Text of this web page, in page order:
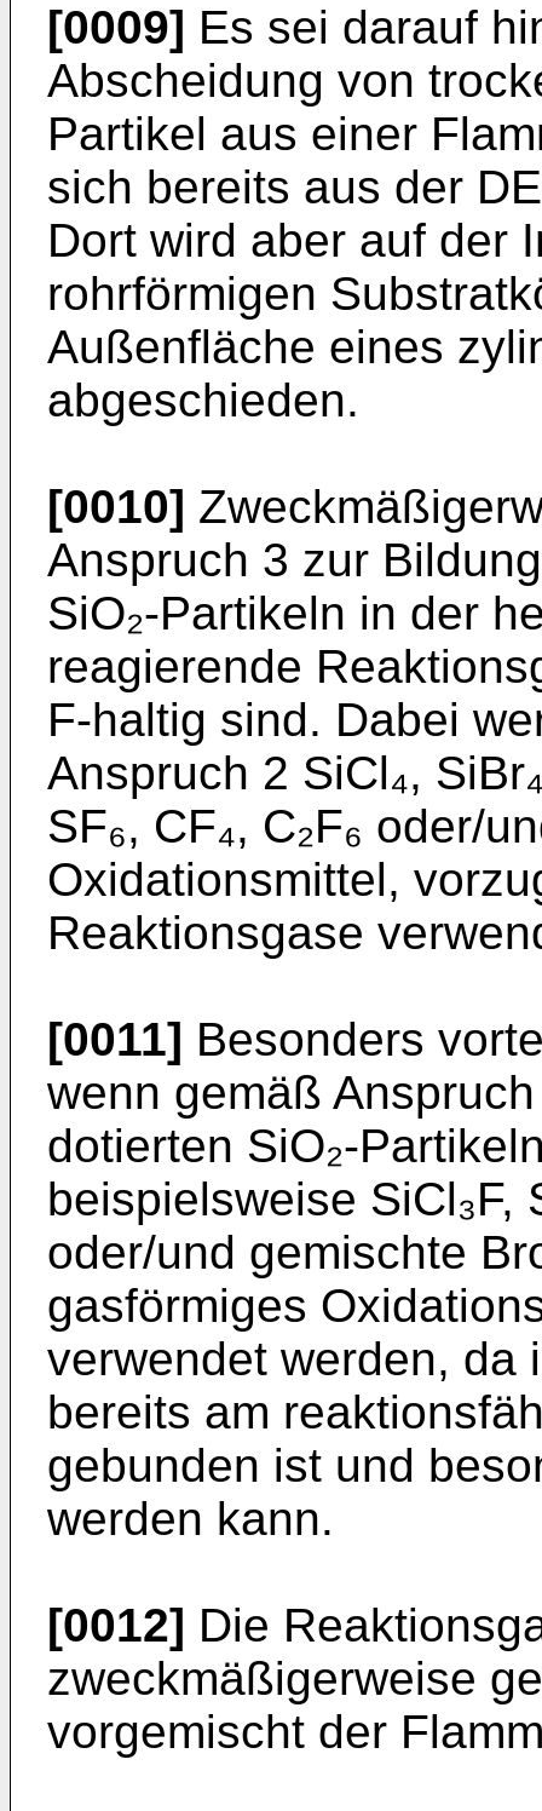
[0009] Es sei darauf
Abscheidung von
Partikel aus einer
sich bereits aus der
Dort wird aber auf der
rohrförmigen
Außenfläche eines
abgeschieden.
[0010]
Anspruch 3 zur
SiO₂-Partikeln in der
reagierende
F-haltig sind. Dabei
Anspruch 2 SiCl₄,
SF₆, CF₄, C₂F₆ oder/
Oxidationsmittel,
Reaktionsgase
[0011] Besonders
wenn gemäß
dotierten SiO₂-
beispielsweise SiCl₃F,
oder/und gemischte
gasförmiges
verwendet werden, da
bereits am
gebunden ist und
werden kann.
[0012] Die
zweckmäßigerweise
vorgemischt der